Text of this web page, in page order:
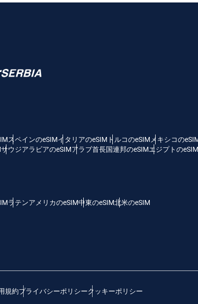
スペインのeSIMイタリアのeSIM トルコのeSIM メキシコの
サウジアラビアのeSIMアラブ首長国連邦のeSIMエジプトのeSIM
ラテンアメリカのeSIM中東のeSIM北米のeSIM
規約プライバシーポリシークッキーポリシー
Deutsch
Polski
THB - タイ・バーツ
メールアドレス